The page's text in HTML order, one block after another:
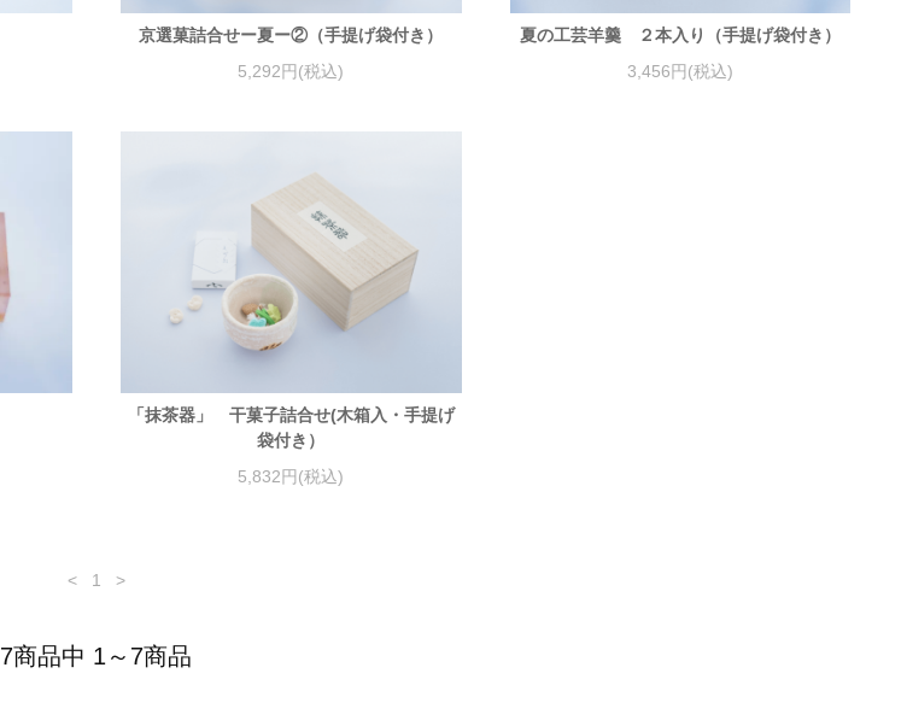
京選菓詰合せー夏ー②（手提げ袋付き）
5,292円(税込)
夏の工芸羊羹 ２本入り（手提げ袋付き）
3,456円(税込)
「抹茶器」 干菓子詰合せ(木箱入・手提げ
袋付き）
5,832円(税込)
< 1 >
7商品中 1～7商品